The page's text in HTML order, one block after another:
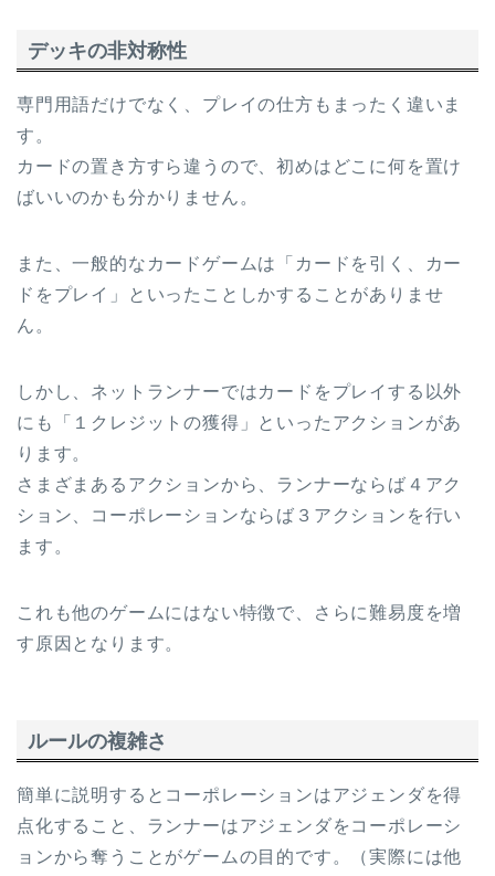
デッキの非対称性
専門用語だけでなく、プレイの仕方もまったく違いま
す。
カードの置き方すら違うので、初めはどこに何を置け
ばいいのかも分かりません。
また、一般的なカードゲームは「カードを引く、カー
ドをプレイ」といったことしかすることがありませ
ん。
しかし、ネットランナーではカードをプレイする以外
にも「１クレジットの獲得」といったアクションがあ
ります。
さまざまあるアクションから、ランナーならば４アク
ション、コーポレーションならば３アクションを行い
ます。
これも他のゲームにはない特徴で、さらに難易度を増
す原因となります。
ルールの複雑さ
簡単に説明するとコーポレーションはアジェンダを得
点化すること、ランナーはアジェンダをコーポレーシ
ョンから奪うことがゲームの目的です。（実際には他